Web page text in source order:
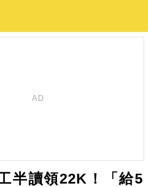
半讀領22K！「給5